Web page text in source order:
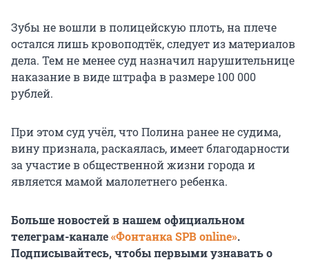
Зубы не вошли в полицейскую плоть, на плече
остался лишь кровоподтёк, следует из материалов
дела. Тем не менее суд назначил нарушительнице
наказание в виде штрафа в размере 100 000
рублей.
При этом суд учёл, что Полина ранее не судима,
вину признала, раскаялась, имеет благодарности
за участие в общественной жизни города и
является мамой малолетнего ребенка.
Больше новостей в нашем официальном
телеграм-канале«Фонтанка SPB online».
Подписывайтесь, чтобы первыми узнавать о